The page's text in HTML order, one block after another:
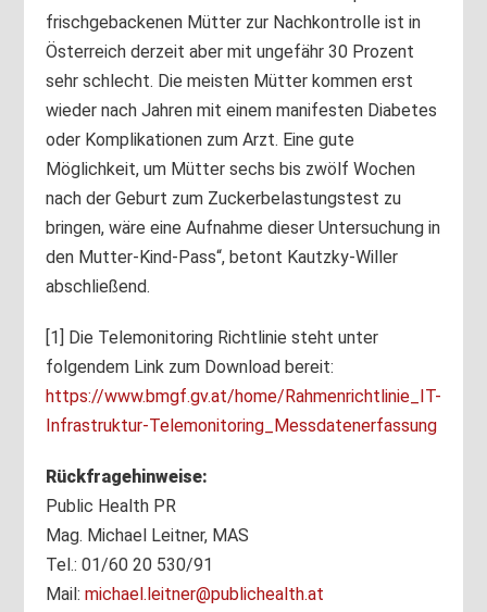
frischgebackenen Mütter zur Nachkontrolle ist in
Österreich derzeit aber mit ungefähr 30 Prozent
sehr schlecht. Die meisten Mütter kommen erst
wieder nach Jahren mit einem manifesten Diabetes
oder Komplikationen zum Arzt. Eine gute
Möglichkeit, um Mütter sechs bis zwölf Wochen
nach der Geburt zum Zuckerbelastungstest zu
bringen, wäre eine Aufnahme dieser Untersuchung in
den Mutter-Kind-Pass“, betont Kautzky-Willer
abschließend.
[1] Die Telemonitoring Richtlinie steht unter
folgendem Link zum Download bereit:
https://www.bmgf.gv.at/home/Rahmenrichtlinie_IT-
Infrastruktur-Telemonitoring_Messdatenerfassung
Rückfragehinweise:
Public Health PR
Mag. Michael Leitner, MAS
Tel.: 01/60 20 530/91
Mail:michael.leitner@publichealth.at